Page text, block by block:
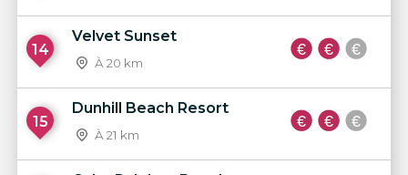
14
Velvet Sunset
À 20 km
15
Dunhill Beach Resort
À 21 km